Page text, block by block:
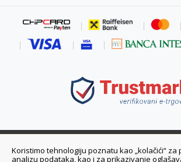
011 6355 550
Koristimo tehnologiju poznatu kao „kolačići“ za
analizu podataka, kao i za prikazivanje